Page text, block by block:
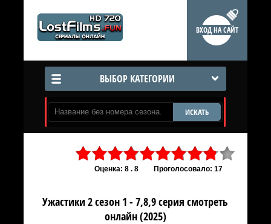
ВХОД НА САЙТ
ВЫБОР КАТЕГОРИИ
ИСКАТЬ
Оценка: 8 . 8 Проголосовало: 17
Ужастики 2 сезон 1 - 7,8,9 серия смотреть
онлайн (2025)